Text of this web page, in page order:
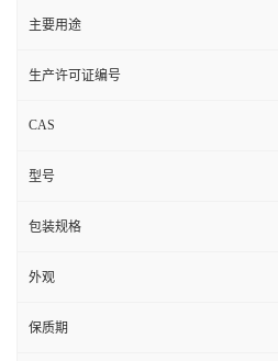
主要用途
生产许可证编号
CAS
型号
包装规格
外观
保质期